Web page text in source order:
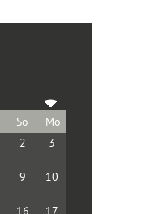
2 3
9 10
16 17